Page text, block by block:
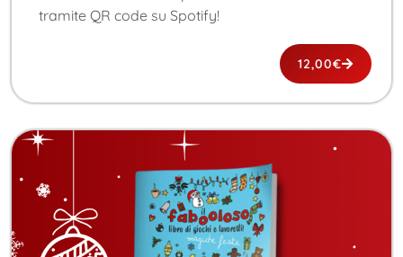
tramite QR code su Spotify!
12,00€